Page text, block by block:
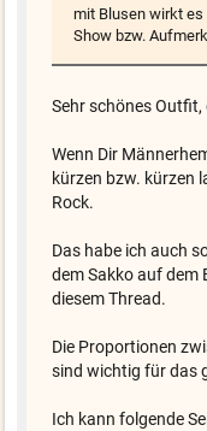
mit Blusen wirkt es
Show bzw.
Sehr schönes
Wenn Dir
kürzen bzw. kürzen
Rock.
Das habe ich auch
dem Sakko auf dem
diesem Thread.
Die Proportionen
sind wichtig für das
Ich kann folgende